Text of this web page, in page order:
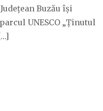
Buzău își
UNESCO „Ținutul